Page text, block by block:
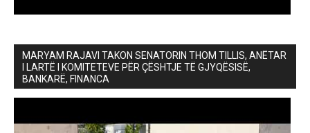
MARYAM RAJAVI TAKON SENATORIN THOM TILLIS, ANËTAR
I LARTË I KOMITETEVE PËR ÇËSHTJE TË GJYQËSISË,
BANKARË, FINANCA